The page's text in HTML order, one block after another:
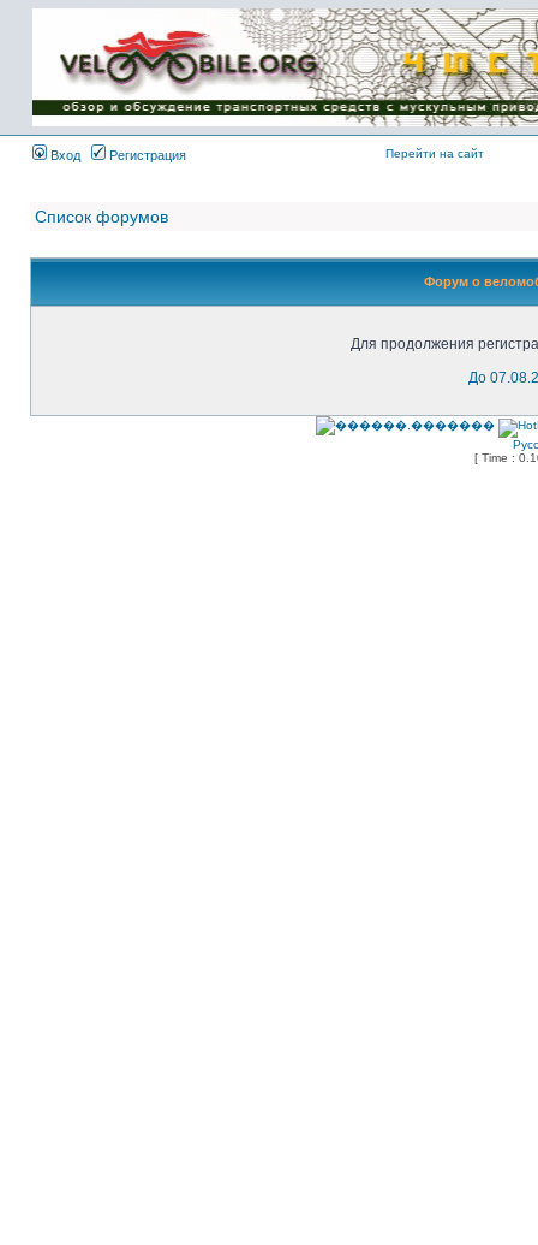
Имя пользователя:
Пароль:
{ LOG_ME_IN_SHORT
}
Вход
Регистрация Перейти на сайт
Список форумов
Форум о
Для продолжения
До
[ Time :